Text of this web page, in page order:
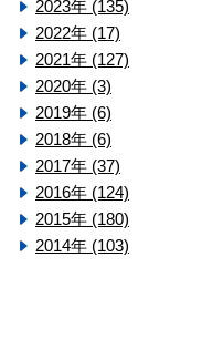
2023年 (135)
2022年 (17)
2021年 (127)
2020年 (3)
2019年 (6)
2018年 (6)
2017年 (37)
2016年 (124)
2015年 (180)
2014年 (103)